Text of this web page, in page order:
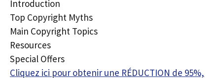
Introduction
Top Copyright Myths
Main Copyright Topics
Resources
Special Offers
Cliquez ici pour obtenir une RÉDUCTION de 95%,